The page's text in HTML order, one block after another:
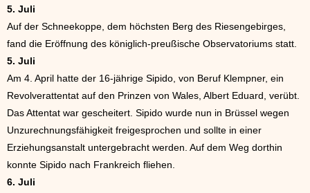
5. Juli
Auf der Schneekoppe, dem höchsten Berg des Riesengebirges,
fand die Eröffnung des königlich-preußische Observatoriums statt.
5. Juli
Am 4. April hatte der 16-jährige Sipido, von Beruf Klempner, ein
Revolverattentat auf den Prinzen von Wales, Albert Eduard, verübt.
Das Attentat war gescheitert. Sipido wurde nun in Brüssel wegen
Unzurechnungsfähigkeit freigesprochen und sollte in einer
Erziehungsanstalt untergebracht werden. Auf dem Weg dorthin
konnte Sipido nach Frankreich fliehen.
6. Juli